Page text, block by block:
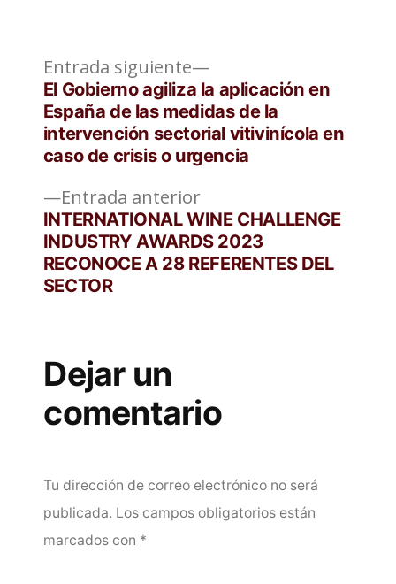
Navegación
de
entradas
Entrada anteriorEntrada
anterior:
INTERNATIONAL WINE CHALLENGE
INDUSTRY AWARDS 2023
RECONOCE A 28 REFERENTES DEL
SECTOR
Entrada siguiente
Entrada
siguiente:
El Gobierno agiliza la aplicación en
España de las medidas de la
intervención sectorial vitivinícola en
caso de crisis o urgencia
Dejar un
comentario
Tu dirección de correo electrónico no será
publicada. Los campos obligatorios están
marcados con *